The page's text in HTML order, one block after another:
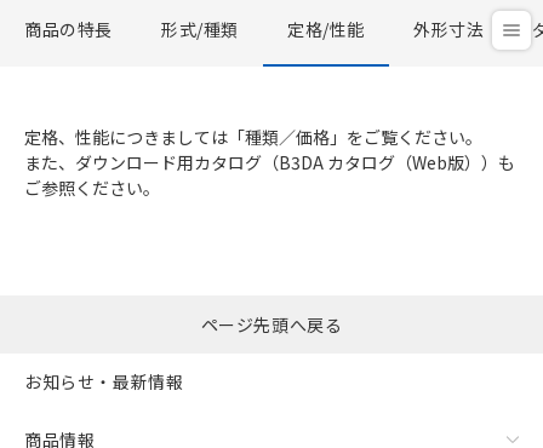
商品の特長 形式/種類 定格/性能 外形寸法
定格、性能につきましては「種類／価格」をご覧ください。
また、ダウンロード用カタログ（B3DA カタログ（Web版））も
ご参照ください。
ページ先頭へ戻る
お知らせ・最新情報
商品情報